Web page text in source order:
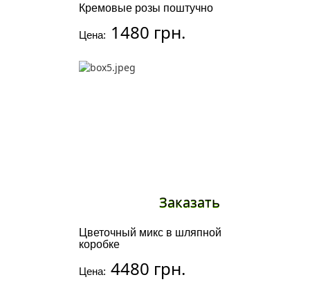
Кремовые розы поштучно
Цена: 1480 грн.
Цветочный микс в шляпной
коробке
Цена: 4480 грн.
Заказать